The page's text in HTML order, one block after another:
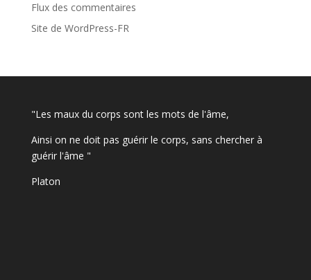
Flux des commentaires
Site de WordPress-FR
"Les maux du corps sont les mots de l'âme,
Ainsi on ne doit pas guérir le corps, sans chercher à
guérir l'âme "
Platon